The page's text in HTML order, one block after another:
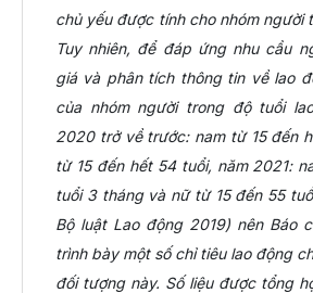
chủ yếu được tính cho nhóm người
Tuy nhiên, để đáp ứng nhu cầu
giá và phân tích thông tin về lao
của nhóm người trong độ tuổi
2020 trở về trước: nam từ 15 đến
từ 15 đến hết 54 tuổi, năm 2021:
tuổi 3 tháng và nữ từ 15 đến 55
Bộ luật Lao động 2019) nên Báo
trình bày một số chỉ tiêu lao động
đối tượng này. Số liệu được tổng